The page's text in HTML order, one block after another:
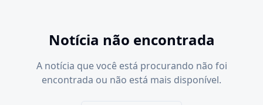
Notícia não encontrada
A notícia que você está procurando não foi
encontrada ou não está mais disponível.